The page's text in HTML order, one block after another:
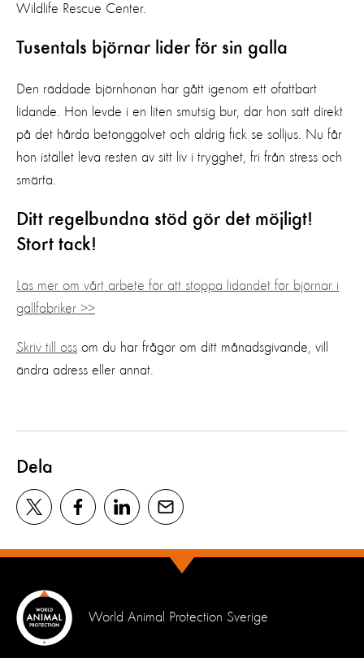
Wildlife Rescue Center.
Tusentals björnar lider för sin galla
Den räddade björnhonan har gått igenom ett ofattbart
lidande. Hon levde i en liten smutsig bur, där hon satt direkt
på det hårda betonggolvet och aldrig fick se solljus. Nu får
hon istället leva resten av sitt liv i trygghet, fri från stress och
smärta.
Ditt regelbundna stöd gör det möjligt!
Stort tack!
Läs mer om vårt arbete för att stoppa lidandet för björnar i
gallfabriker >>
Skriv till oss om du har frågor om ditt månadsgivande, vill
ändra adress eller annat.
Dela
World Animal Protection Sverige